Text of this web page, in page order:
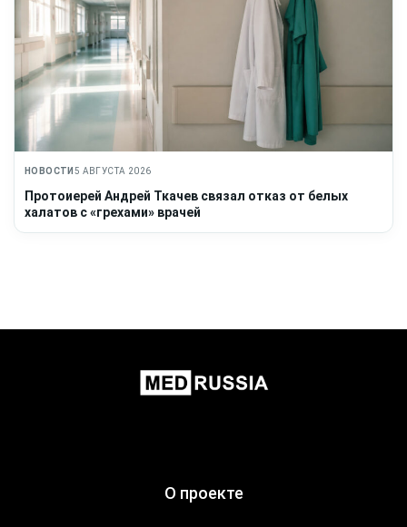
НОВОСТИ 5 АВГУСТА 2026
Протоиерей Андрей Ткачев связал отказ от белых
халатов с «грехами» врачей
О проекте